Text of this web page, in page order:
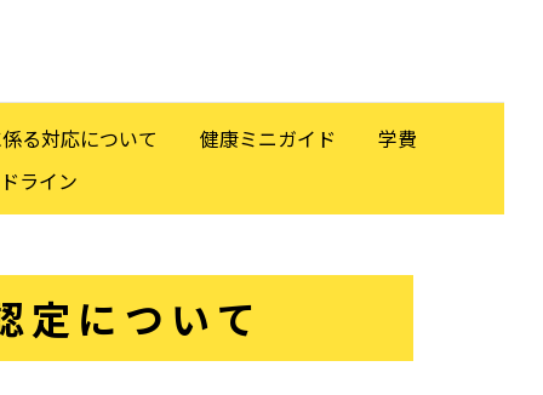
る対応について 健康ミニガイド
学費
ライン
定について